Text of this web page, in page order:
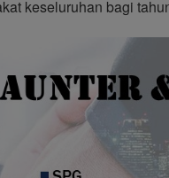
keseluruhan bagi